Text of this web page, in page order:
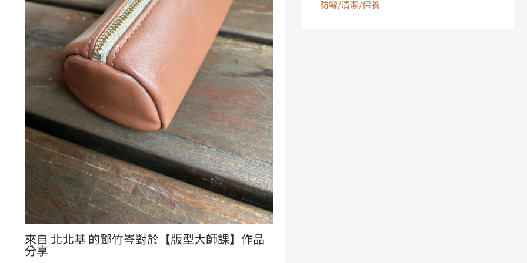
來自 北北基 的鄧竹岑對於【版型大師課】作品
分享
防霉/清潔/保養